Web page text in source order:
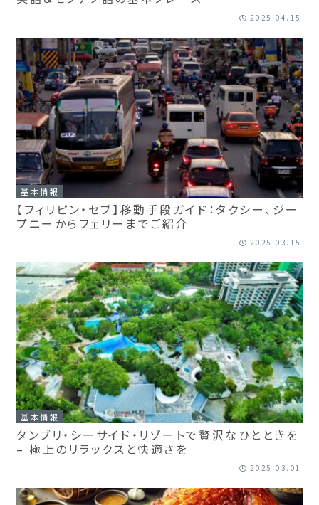
2025.04.15
基本情報
【フィリピン・セブ】移動手段ガイド：タクシー、ジー
プニーからフェリーまでご紹介
2025.03.15
基本情報
タンブリ・シーサイド・リゾートで贅沢なひとときを
– 極上のリラックスと快適さを
2025.03.01